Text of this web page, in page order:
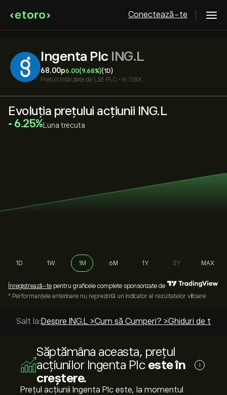
Conectează-te
Ingenta Plc ING.L
68.00‎p‎6.00(9.68%)(1D)
Prețuri întârziate de LSE PLC • în GBX
Evoluția prețului acțiunii ING.L
‎6.25‎ Luna trecuta
1D 1W 1M 6M 1Y 3Y MAX
Înregistrează-te pentru graficele complete sponsorizate de
* Performanțele anterioare nu reprezintă un indicator al rezultatelor viitoare
Salt la:Despre ING.L >Cum să Cumperi? >Ghiduri de top >
Săptămâna aceasta, prețul
acțiunilor Ingenta Plc este în
creștere.
i
Prețul acțiunii Ingenta Plc este, la momentul